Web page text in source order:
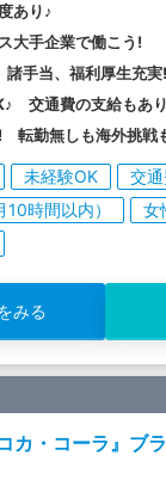
あり♪
大手企業で働こう!
諸手当、福利厚生充実!
交通費の支給もあ
転勤無しも海外挑戦
未経験OK
交
時間以内）
女
みる
カ・コーラ』ブ